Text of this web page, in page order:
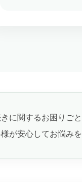
に関するお困りごと
が安心してお悩み